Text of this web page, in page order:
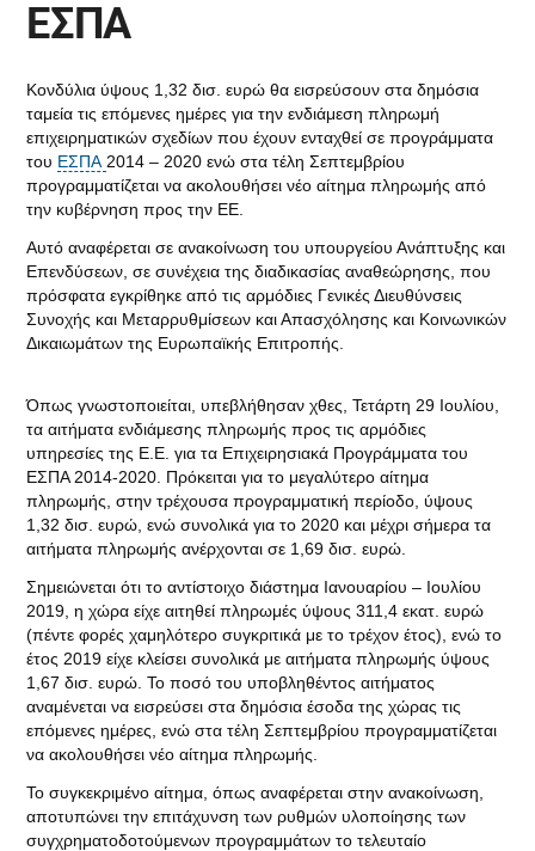
ΕΣΠΑ
Κονδύλια ύψους 1,32 δισ. ευρώ θα εισρεύσουν στα δημόσια
ταμεία τις επόμενες ημέρες για την ενδιάμεση πληρωμή
επιχειρηματικών σχεδίων που έχουν ενταχθεί σε προγράμματα
του ΕΣΠΑ 2014 – 2020 ενώ στα τέλη Σεπτεμβρίου
προγραμματίζεται να ακολουθήσει νέο αίτημα πληρωμής από
την κυβέρνηση προς την ΕΕ.
Αυτό αναφέρεται σε ανακοίνωση του υπουργείου Ανάπτυξης και
Επενδύσεων, σε συνέχεια της διαδικασίας αναθεώρησης, που
πρόσφατα εγκρίθηκε από τις αρμόδιες Γενικές Διευθύνσεις
Συνοχής και Μεταρρυθμίσεων και Απασχόλησης και Κοινωνικών
Δικαιωμάτων της Ευρωπαϊκής Επιτροπής.
Όπως γνωστοποιείται, υπεβλήθησαν χθες, Τετάρτη 29 Ιουλίου,
τα αιτήματα ενδιάμεσης πληρωμής προς τις αρμόδιες
υπηρεσίες της E.E. για τα Επιχειρησιακά Προγράμματα του
ΕΣΠΑ 2014-2020. Πρόκειται για το μεγαλύτερο αίτημα
πληρωμής, στην τρέχουσα προγραμματική περίοδο, ύψους
1,32 δισ. ευρώ, ενώ συνολικά για το 2020 και μέχρι σήμερα τα
αιτήματα πληρωμής ανέρχονται σε 1,69 δισ. ευρώ.
Σημειώνεται ότι το αντίστοιχο διάστημα Ιανουαρίου – Ιουλίου
2019, η χώρα είχε αιτηθεί πληρωμές ύψους 311,4 εκατ. ευρώ
(πέντε φορές χαμηλότερο συγκριτικά με το τρέχον έτος), ενώ το
έτος 2019 είχε κλείσει συνολικά με αιτήματα πληρωμής ύψους
1,67 δισ. ευρώ. Το ποσό του υποβληθέντος αιτήματος
αναμένεται να εισρεύσει στα δημόσια έσοδα της χώρας τις
επόμενες ημέρες, ενώ στα τέλη Σεπτεμβρίου προγραμματίζεται
να ακολουθήσει νέο αίτημα πληρωμής.
Το συγκεκριμένο αίτημα, όπως αναφέρεται στην ανακοίνωση,
αποτυπώνει την επιτάχυνση των ρυθμών υλοποίησης των
συγχρηματοδοτούμενων προγραμμάτων το τελευταίο